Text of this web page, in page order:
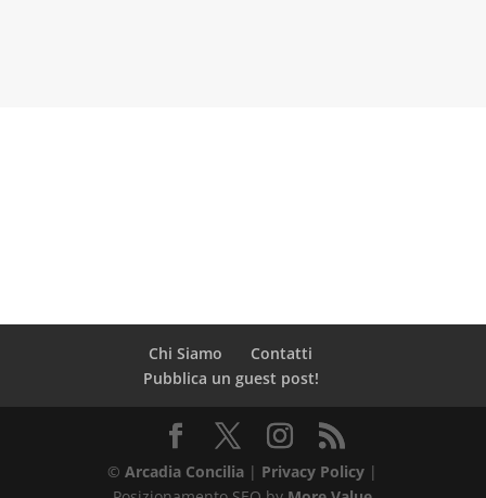
Chi Siamo
Contatti
Pubblica un guest post!
©Arcadia Concilia | Privacy Policy |